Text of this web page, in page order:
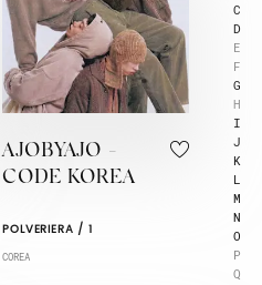
C
D
E
F
G
H
I
J
K
L
M
N
O
P
Q
AJOBYAJO -
CODE KOREA
POLVERIERA / 1
COREA